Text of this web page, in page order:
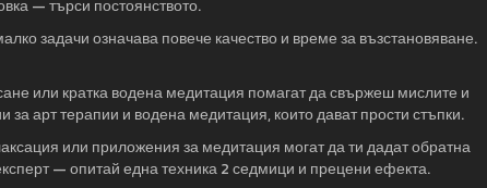
— търси постоянството.
задачи означава повече качество и време за възстановяване.
или кратка водена медитация помагат да свържеш мислите и
арт терапии и водена медитация, които дават прости стъпки.
или приложения за медитация могат да ти дадат обратна
— опитай една техника 2 седмици и прецени ефекта.